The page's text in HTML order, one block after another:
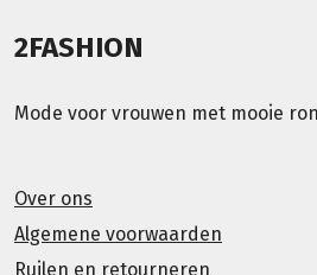
2FASHION
Mode voor vrouwen met mooie
Over ons
Algemene voorwaarden
Ruilen en retourneren